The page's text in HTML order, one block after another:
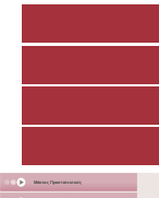
Μάσκες Προστατευτικές